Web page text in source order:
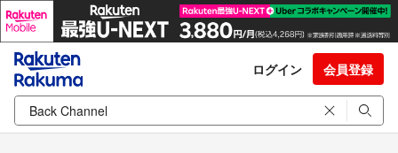
ログイン 会員登録